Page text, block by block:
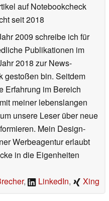
auf Notebookcheck
seit 2018
2009 schreibe ich für
Publikationen im
2018 zur News-
gestoßen bin. Seitdem
Erfahrung im Bereich
meiner lebenslangen
unsere Leser über neue
Mein Design-
Werbeagentur erlaubt
in die Eigenheiten
, LinkedIn, Xing